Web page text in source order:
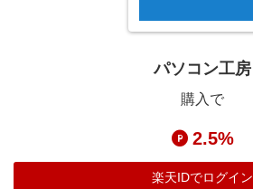
ファッション・インナー・小物
家電・PC・スマホ・カメラ
リーベイツ注目ストア
パソコン工房
購入で
2.5%
楽天IDでログイン